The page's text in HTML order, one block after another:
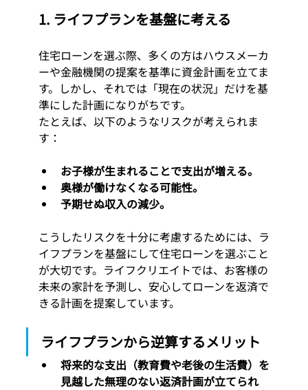
1. ライフプランを基盤に考える
住宅ローンを選ぶ際、多くの方はハウスメーカ
ーや金融機関の提案を基準に資金計画を立てま
す。しかし、それでは「現在の状況」だけを基
準にした計画になりがちです。
たとえば、以下のようなリスクが考えられま
す：
お子様が生まれることで支出が増える。
奥様が働けなくなる可能性。
予期せぬ収入の減少。
こうしたリスクを十分に考慮するためには、ラ
イフプランを基盤にして住宅ローンを選ぶこと
が大切です。ライフクリエイトでは、お客様の
未来の家計を予測し、安心してローンを返済で
きる計画を提案しています。
ライフプランから逆算するメリット
将来的な支出（教育費や老後の生活費）を
見越した無理のない返済計画が立てられ